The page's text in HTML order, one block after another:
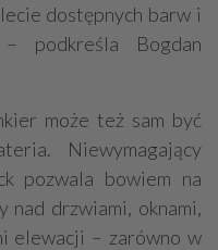
dostępnych barw i
– podkreśla Bogdan
może też sam być
Niewymagający
pozwala bowiem na
drzwiami, oknami,
elewacji – zarówno w